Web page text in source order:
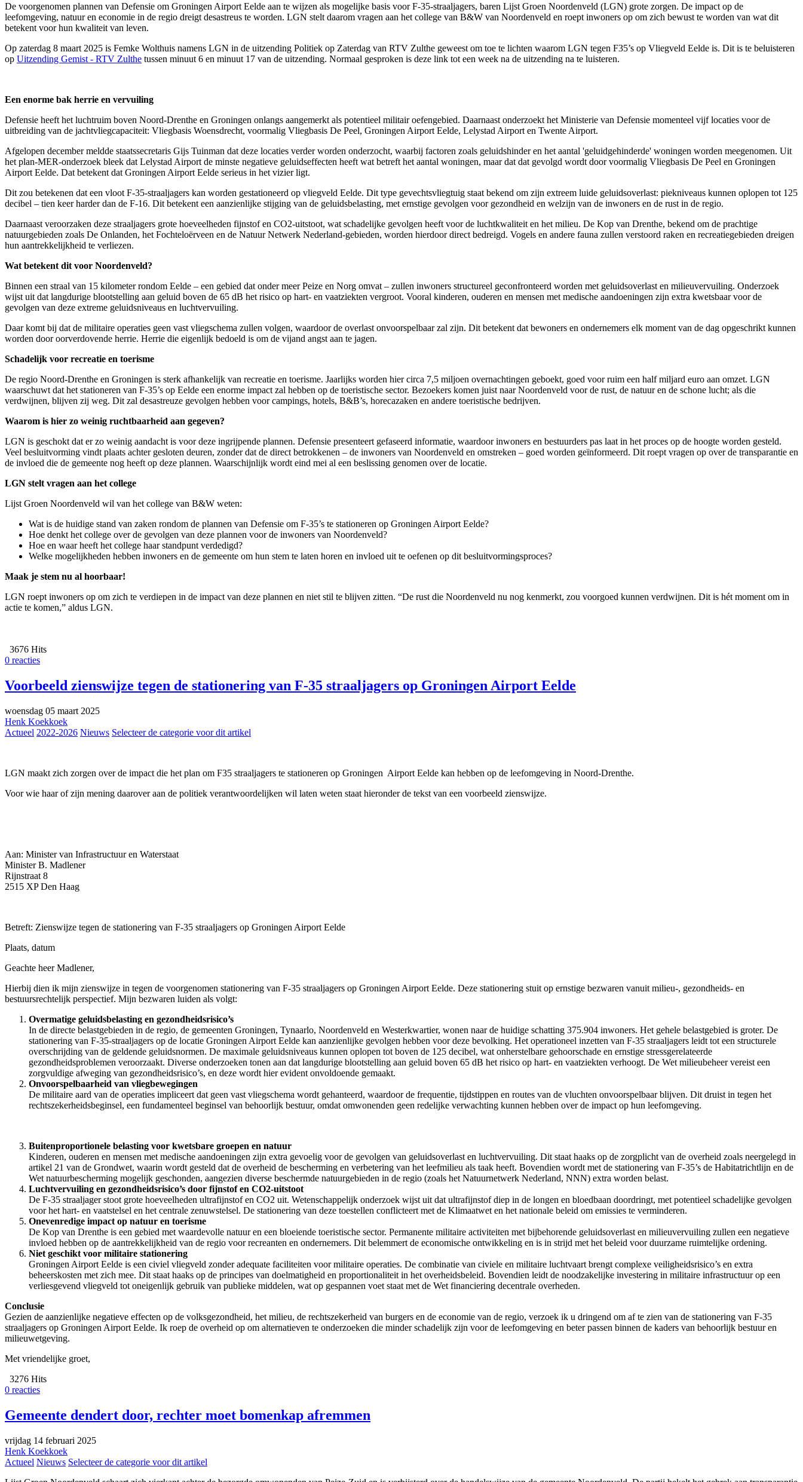
De voorgenomen plannen van Defensie om Groningen Airport Eelde aan te wijzen als mogelijke basis voor F-35-straaljagers, baren Lijst Groen Noordenveld (LGN) grote zorgen. De impact op de
leefomgeving, natuur en economie in de regio dreigt desastreus te worden. LGN stelt daarom vragen aan het college van B&W van Noordenveld en roept inwoners op om zich bewust te worden van wat dit
betekent voor hun kwaliteit van leven.
Op zaterdag 8 maart 2025 is Femke Wolthuis namens LGN in de uitzending Politiek op Zaterdag van RTV Zulthe geweest om toe te lichten waarom LGN tegen F35’s op Vliegveld Eelde is. Dit is te beluisteren
op Uitzending Gemist - RTV Zulthe tussen minuut 6 en minuut 17 van de uitzending. Normaal gesproken is deze link tot een week na de uitzending na te luisteren.
Een enorme bak herrie en vervuiling
Defensie heeft het luchtruim boven Noord-Drenthe en Groningen onlangs aangemerkt als potentieel militair oefengebied. Daarnaast onderzoekt het Ministerie van Defensie momenteel vijf locaties voor de
uitbreiding van de jachtvliegcapaciteit: Vliegbasis Woensdrecht, voormalig Vliegbasis De Peel, Groningen Airport Eelde, Lelystad Airport en Twente Airport.
Afgelopen december meldde staatssecretaris Gijs Tuinman dat deze locaties verder worden onderzocht, waarbij factoren zoals geluidshinder en het aantal 'geluidgehinderde' woningen worden meegenomen. Uit
het plan-MER-onderzoek bleek dat Lelystad Airport de minste negatieve geluidseffecten heeft wat betreft het aantal woningen, maar dat dat gevolgd wordt door voormalig Vliegbasis De Peel en Groningen
Airport Eelde. Dat betekent dat Groningen Airport Eelde serieus in het vizier ligt.
Dit zou betekenen dat een vloot F-35-straaljagers kan worden gestationeerd op vliegveld Eelde. Dit type gevechtsvliegtuig staat bekend om zijn extreem luide geluidsoverlast: piekniveaus kunnen oplopen tot 125
decibel – tien keer harder dan de F-16. Dit betekent een aanzienlijke stijging van de geluidsbelasting, met ernstige gevolgen voor gezondheid en welzijn van de inwoners en de rust in de regio.
Daarnaast veroorzaken deze straaljagers grote hoeveelheden fijnstof en CO2-uitstoot, wat schadelijke gevolgen heeft voor de luchtkwaliteit en het milieu. De Kop van Drenthe, bekend om de prachtige
natuurgebieden zoals De Onlanden, het Fochteloërveen en de Natuur Netwerk Nederland-gebieden, worden hierdoor direct bedreigd. Vogels en andere fauna zullen verstoord raken en recreatiegebieden dreigen
hun aantrekkelijkheid te verliezen.
Wat betekent dit voor Noordenveld?
Binnen een straal van 15 kilometer rondom Eelde – een gebied dat onder meer Peize en Norg omvat – zullen inwoners structureel geconfronteerd worden met geluidsoverlast en milieuvervuiling. Onderzoek
wijst uit dat langdurige blootstelling aan geluid boven de 65 dB het risico op hart- en vaatziekten vergroot. Vooral kinderen, ouderen en mensen met medische aandoeningen zijn extra kwetsbaar voor de
gevolgen van deze extreme geluidsniveaus en luchtvervuiling.
Daar komt bij dat de militaire operaties geen vast vliegschema zullen volgen, waardoor de overlast onvoorspelbaar zal zijn. Dit betekent dat bewoners en ondernemers elk moment van de dag opgeschrikt kunnen
worden door oorverdovende herrie. Herrie die eigenlijk bedoeld is om de vijand angst aan te jagen.
Schadelijk voor recreatie en toerisme
De regio Noord-Drenthe en Groningen is sterk afhankelijk van recreatie en toerisme. Jaarlijks worden hier circa 7,5 miljoen overnachtingen geboekt, goed voor ruim een half miljard euro aan omzet. LGN
waarschuwt dat het stationeren van F-35’s op Eelde een enorme impact zal hebben op de toeristische sector. Bezoekers komen juist naar Noordenveld voor de rust, de natuur en de schone lucht; als die
verdwijnen, blijven zij weg. Dit zal desastreuze gevolgen hebben voor campings, hotels, B&B’s, horecazaken en andere toeristische bedrijven.
Waarom is hier zo weinig ruchtbaarheid aan gegeven?
LGN is geschokt dat er zo weinig aandacht is voor deze ingrijpende plannen. Defensie presenteert gefaseerd informatie, waardoor inwoners en bestuurders pas laat in het proces op de hoogte worden gesteld.
Veel besluitvorming vindt plaats achter gesloten deuren, zonder dat de direct betrokkenen – de inwoners van Noordenveld en omstreken – goed worden geïnformeerd. Dit roept vragen op over de transparantie en
de invloed die de gemeente nog heeft op deze plannen. Waarschijnlijk wordt eind mei al een beslissing genomen over de locatie.
LGN stelt vragen aan het college
Lijst Groen Noordenveld wil van het college van B&W weten:
Wat is de huidige stand van zaken rondom de plannen van Defensie om F-35’s te stationeren op Groningen Airport Eelde?
Hoe denkt het college over de gevolgen van deze plannen voor de inwoners van Noordenveld?
Hoe en waar heeft het college haar standpunt verdedigd?
Welke mogelijkheden hebben inwoners en de gemeente om hun stem te laten horen en invloed uit te oefenen op dit besluitvormingsproces?
Maak je stem nu al hoorbaar!
LGN roept inwoners op om zich te verdiepen in de impact van deze plannen en niet stil te blijven zitten. “De rust die Noordenveld nu nog kenmerkt, zou voorgoed kunnen verdwijnen. Dit is hét moment om in
actie te komen,” aldus LGN.
3676 Hits
0 reacties
Voorbeeld zienswijze tegen de stationering van F-35 straaljagers op Groningen Airport Eelde
woensdag 05 maart 2025
Henk Koekkoek
Actueel 2022-2026 Nieuws Selecteer de categorie voor dit artikel
LGN maakt zich zorgen over de impact die het plan om F35 straaljagers te stationeren op Groningen Airport Eelde kan hebben op de leefomgeving in Noord-Drenthe.
Voor wie haar of zijn mening daarover aan de politiek verantwoordelijken wil laten weten staat hieronder de tekst van een voorbeeld zienswijze.
Aan: Minister van Infrastructuur en Waterstaat
Minister B. Madlener
Rijnstraat 8
2515 XP Den Haag
Betreft: Zienswijze tegen de stationering van F-35 straaljagers op Groningen Airport Eelde
Plaats, datum
Geachte heer Madlener,
Hierbij dien ik mijn zienswijze in tegen de voorgenomen stationering van F-35 straaljagers op Groningen Airport Eelde. Deze stationering stuit op ernstige bezwaren vanuit milieu-, gezondheids- en
bestuursrechtelijk perspectief. Mijn bezwaren luiden als volgt:
Overmatige geluidsbelasting en gezondheidsrisico’s
In de directe belastgebieden in de regio, de gemeenten Groningen, Tynaarlo, Noordenveld en Westerkwartier, wonen naar de huidige schatting 375.904 inwoners. Het gehele belastgebied is groter. De
stationering van F-35-straaljagers op de locatie Groningen Airport Eelde kan aanzienlijke gevolgen hebben voor deze bevolking. Het operationeel inzetten van F-35 straaljagers leidt tot een structurele
overschrijding van de geldende geluidsnormen. De maximale geluidsniveaus kunnen oplopen tot boven de 125 decibel, wat onherstelbare gehoorschade en ernstige stressgerelateerde
gezondheidsproblemen veroorzaakt. Diverse onderzoeken tonen aan dat langdurige blootstelling aan geluid boven 65 dB het risico op hart- en vaatziekten verhoogt. De Wet milieubeheer vereist een
zorgvuldige afweging van gezondheidsrisico’s, en deze wordt hier evident onvoldoende gemaakt.
Onvoorspelbaarheid van vliegbewegingen
De militaire aard van de operaties impliceert dat geen vast vliegschema wordt gehanteerd, waardoor de frequentie, tijdstippen en routes van de vluchten onvoorspelbaar blijven. Dit druist in tegen het
rechtszekerheidsbeginsel, een fundamenteel beginsel van behoorlijk bestuur, omdat omwonenden geen redelijke verwachting kunnen hebben over de impact op hun leefomgeving.
Buitenproportionele belasting voor kwetsbare groepen en natuur
Kinderen, ouderen en mensen met medische aandoeningen zijn extra gevoelig voor de gevolgen van geluidsoverlast en luchtvervuiling. Dit staat haaks op de zorgplicht van de overheid zoals neergelegd in
artikel 21 van de Grondwet, waarin wordt gesteld dat de overheid de bescherming en verbetering van het leefmilieu als taak heeft. Bovendien wordt met de stationering van F-35’s de Habitatrichtlijn en de
Wet natuurbescherming mogelijk geschonden, aangezien diverse beschermde natuurgebieden in de regio (zoals het Natuurnetwerk Nederland, NNN) extra worden belast.
Luchtvervuiling en gezondheidsrisico’s door fijnstof en CO2-uitstoot
De F-35 straaljager stoot grote hoeveelheden ultrafijnstof en CO2 uit. Wetenschappelijk onderzoek wijst uit dat ultrafijnstof diep in de longen en bloedbaan doordringt, met potentieel schadelijke gevolgen
voor het hart- en vaatstelsel en het centrale zenuwstelsel. De stationering van deze toestellen conflicteert met de Klimaatwet en het nationale beleid om emissies te verminderen.
Onevenredige impact op natuur en toerisme
De Kop van Drenthe is een gebied met waardevolle natuur en een bloeiende toeristische sector. Permanente militaire activiteiten met bijbehorende geluidsoverlast en milieuvervuiling zullen een negatieve
invloed hebben op de aantrekkelijkheid van de regio voor recreanten en ondernemers. Dit belemmert de economische ontwikkeling en is in strijd met het beleid voor duurzame ruimtelijke ordening.
Niet geschikt voor militaire stationering
Groningen Airport Eelde is een civiel vliegveld zonder adequate faciliteiten voor militaire operaties. De combinatie van civiele en militaire luchtvaart brengt complexe veiligheidsrisico’s en extra
beheerskosten met zich mee. Dit staat haaks op de principes van doelmatigheid en proportionaliteit in het overheidsbeleid. Bovendien leidt de noodzakelijke investering in militaire infrastructuur op een
verliesgevend vliegveld tot oneigenlijk gebruik van publieke middelen, wat op gespannen voet staat met de Wet financiering decentrale overheden.
Conclusie
Gezien de aanzienlijke negatieve effecten op de volksgezondheid, het milieu, de rechtszekerheid van burgers en de economie van de regio, verzoek ik u dringend om af te zien van de stationering van F-35
straaljagers op Groningen Airport Eelde. Ik roep de overheid op om alternatieven te onderzoeken die minder schadelijk zijn voor de leefomgeving en beter passen binnen de kaders van behoorlijk bestuur en
milieuwetgeving.
Met vriendelijke groet,
3276 Hits
0 reacties
Gemeente dendert door, rechter moet bomenkap afremmen
vrijdag 14 februari 2025
Henk Koekkoek
Actueel Nieuws Selecteer de categorie voor dit artikel